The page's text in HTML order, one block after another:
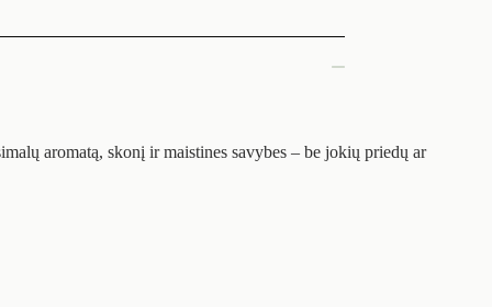
aromatą, skonį ir maistines savybes – be jokių priedų ar